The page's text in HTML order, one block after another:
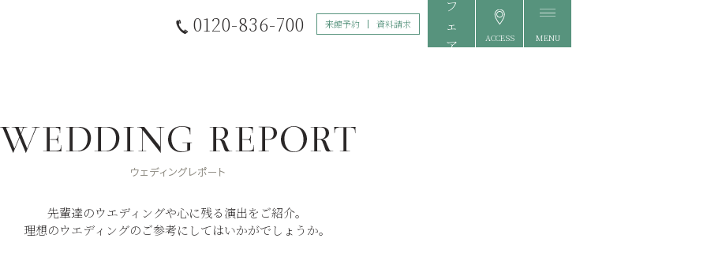
0120-836-700 来館予約 資料請求
ACCESS MENU
先輩達のウエディングや心に残る演出をご紹介。
理想のウエディングのご参考にしてはいかがでしょうか。